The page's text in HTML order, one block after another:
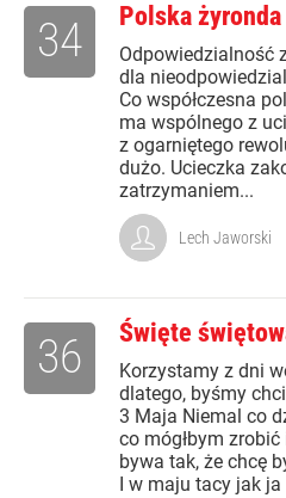
Polska żyronda
Odpowiedzialność
dla
Co współczesna
ma wspólnego z
z ogarniętego
dużo. Ucieczka
zatrzymaniem...
34
Lech Jaworski
Święte
Korzystamy z dni
dlatego, byśmy
3 Maja Niemal co
co mógłbym
bywa tak, że chcę
I w maju tacy jak ja
36